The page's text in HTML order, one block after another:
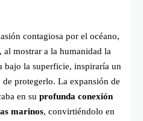
contagiosa por el océano,
al mostrar a la humanidad la
bajo la superficie, inspiraría un
protegerlo. La expansión de
en su profunda conexión
marinos, convirtiéndolo en